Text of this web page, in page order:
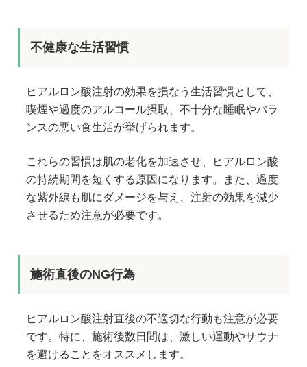
不健康な生活習慣
ヒアルロン酸注射の効果を損なう生活習慣として、
喫煙や過度のアルコール摂取、不十分な睡眠やバラ
ンスの悪い食生活が挙げられます。
これらの習慣は肌の老化を加速させ、ヒアルロン酸
の持続期間を短くする原因になります。また、過度
な紫外線も肌にダメージを与え、注射の効果を減少
させるため注意が必要です。
施術直後のNG行為
ヒアルロン酸注射直後の不適切な行動も注意が必要
です。特に、施術後数日間は、激しい運動やサウナ
を避けることをオススメします。